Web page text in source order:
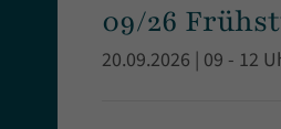
09/26
20.09.2026 | 09 - 12